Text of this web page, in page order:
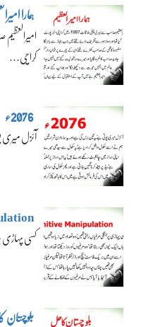
ہمارا
کراچی…
2076ء
آئزل
کسی پہاڑی